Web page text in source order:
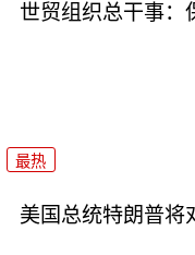
世贸组织总干事：
最热
美国总统特朗普将